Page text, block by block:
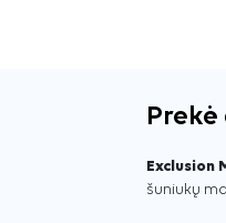
Exclusion
šuniukų